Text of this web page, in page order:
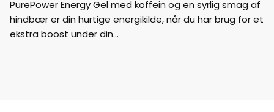
PurePower Energy Gel med koffein og en syrlig smag af
hindbær er din hurtige energikilde, når du har brug for et
ekstra boost under din…